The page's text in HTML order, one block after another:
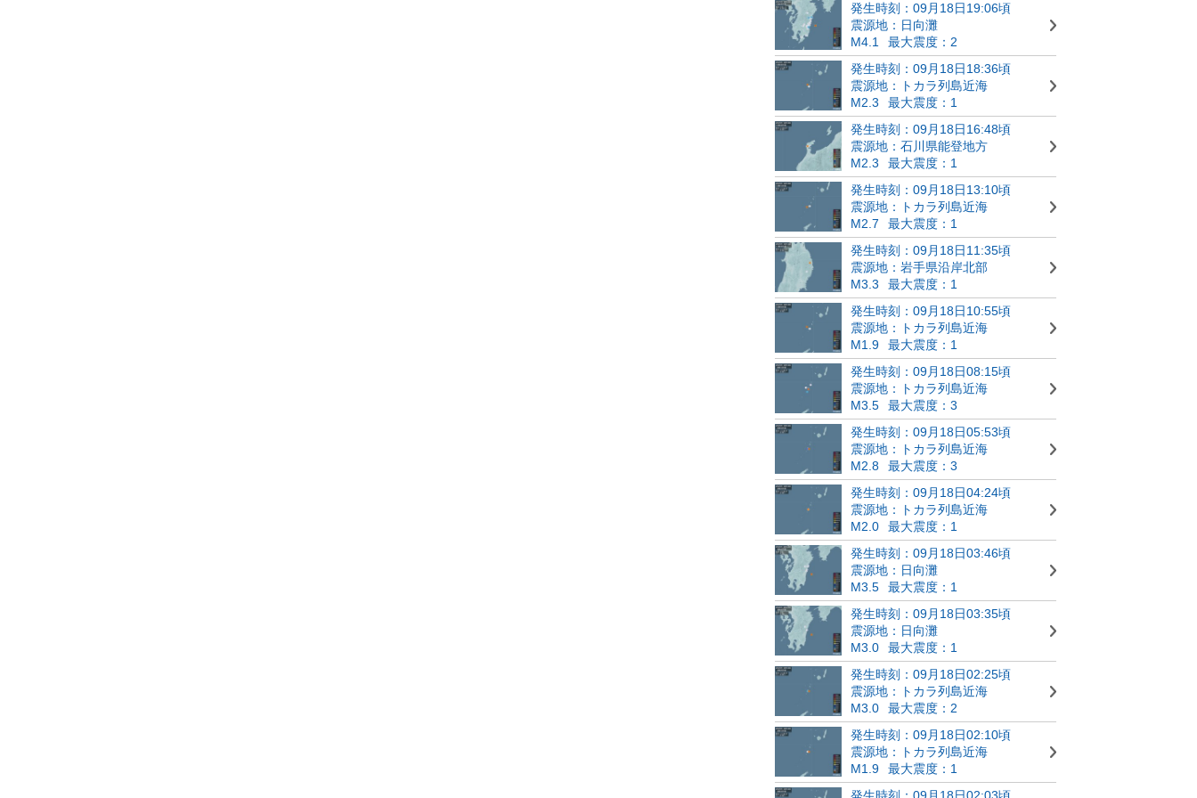
発生時刻：09月18日19:06頃
震源地：日向灘
M4.1
最大震度：2
発生時刻：09月18日18:36頃
震源地：トカラ列島近海
M2.3
最大震度：1
発生時刻：09月18日16:48頃
震源地：石川県能登地方
M2.3
最大震度：1
発生時刻：09月18日13:10頃
震源地：トカラ列島近海
M2.7
最大震度：1
発生時刻：09月18日11:35頃
震源地：岩手県沿岸北部
M3.3
最大震度：1
発生時刻：09月18日10:55頃
震源地：トカラ列島近海
M1.9
最大震度：1
発生時刻：09月18日08:15頃
震源地：トカラ列島近海
M3.5
最大震度：3
発生時刻：09月18日05:53頃
震源地：トカラ列島近海
M2.8
最大震度：3
発生時刻：09月18日04:24頃
震源地：トカラ列島近海
M2.0
最大震度：1
発生時刻：09月18日03:46頃
震源地：日向灘
M3.5
最大震度：1
発生時刻：09月18日03:35頃
震源地：日向灘
M3.0
最大震度：1
発生時刻：09月18日02:25頃
震源地：トカラ列島近海
M3.0
最大震度：2
発生時刻：09月18日02:10頃
震源地：トカラ列島近海
M1.9
最大震度：1
発生時刻：09月18日02:03頃